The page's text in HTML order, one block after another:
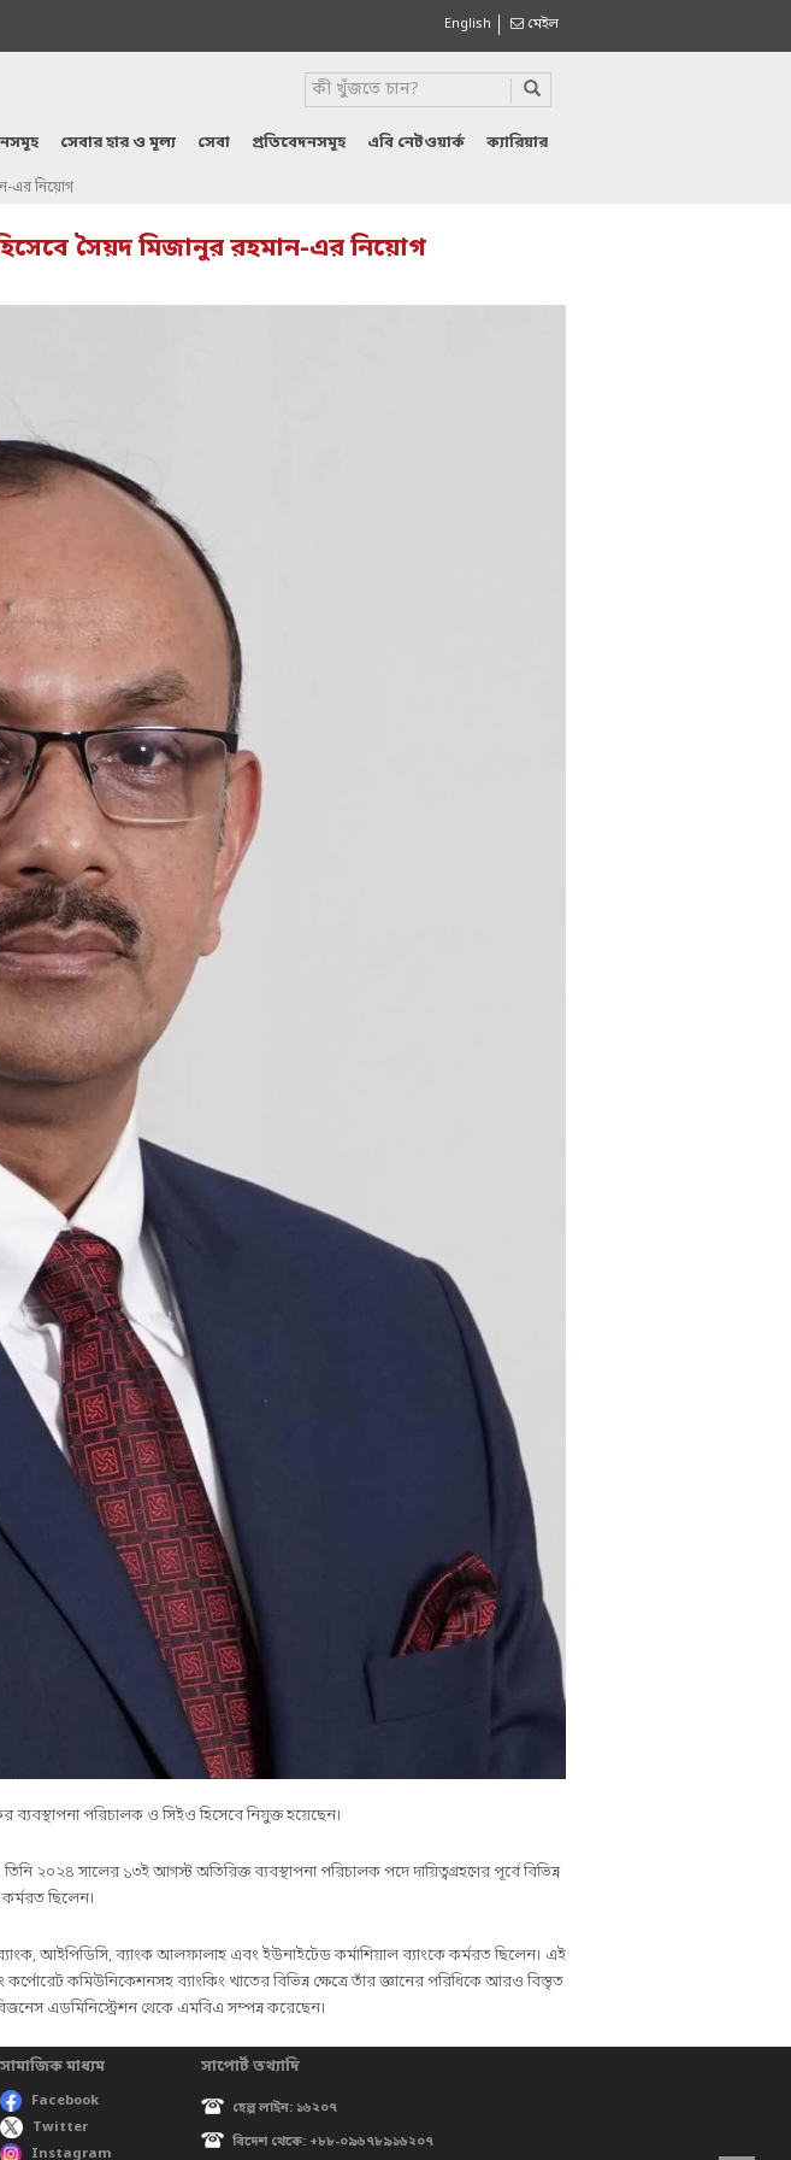
English মেইল
সেবার হার ও মূল্য সেবা প্রতিবেদনসমূহ এবি নেটওয়ার্ক ক্যারিয়ার
এর নিয়োগ
সৈয়দ মিজানুর রহমান-এর নিয়োগ
পরিচালক ও সিইও হিসেবে নিযুক্ত হয়েছেন।
২০২৪ সালের ১৩ই আগস্ট অতিরিক্ত ব্যবস্থাপনা পরিচালক পদে দায়িত্বগ্রহণের পূর্বে বিভিন্ন
কর্মরত ছিলেন।
আইপিডিসি, ব্যাংক আলফালাহ এবং ইউনাইটেড কর্মাশিয়াল ব্যাংকে কর্মরত ছিলেন। এই
কমিউনিকেশনসহ ব্যাংকিং খাতের বিভিন্ন ক্ষেত্রে তাঁর জ্ঞানের পরিধিকে আরও বিস্তৃত
এডমিনিস্ট্রেশন থেকে এমবিএ সম্পন্ন করেছেন।
সামাজিক মাধ্যম
Facebook
Twitter
Instagram
সাপোর্ট তথ্যাদি
হেল্প লাইন: ১৬২০৭
বিদেশ থেকে: +৮৮-০৯৬৭৮৯১৬২০৭